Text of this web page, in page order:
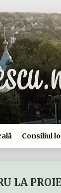
Consiliul
LA